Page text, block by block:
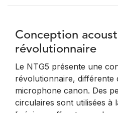
Conception
révolutionnaire
Le NTG5 présente une
révolutionnaire, différente
microphone canon. Des
circulaires sont utilisées à